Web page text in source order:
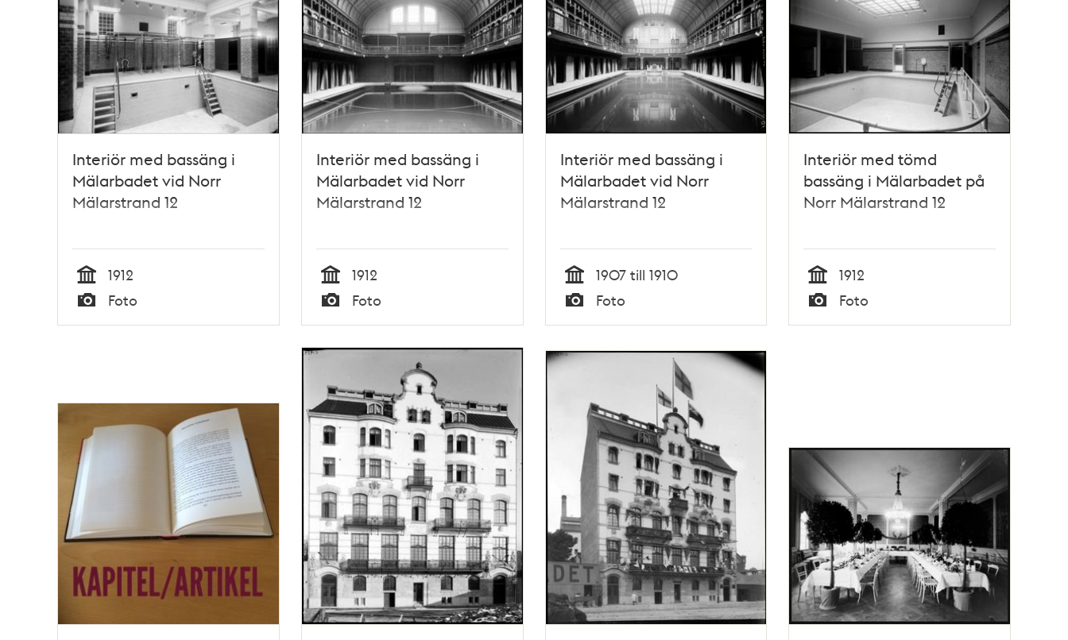
och
teman
Interiör med bassäng i
Mälarbadet vid Norr
Mälarstrand 12
Tid
1912
Typ
Foto
Interiör med bassäng i
Mälarbadet vid Norr
Mälarstrand 12
Tid
1912
Typ
Foto
Interiör med bassäng i
Mälarbadet vid Norr
Mälarstrand 12
Tid
1907 till 1910
Typ
Foto
Interiör med tömd
bassäng i Mälarbadet på
Norr Mälarstrand 12
Tid
1912
Typ
Foto